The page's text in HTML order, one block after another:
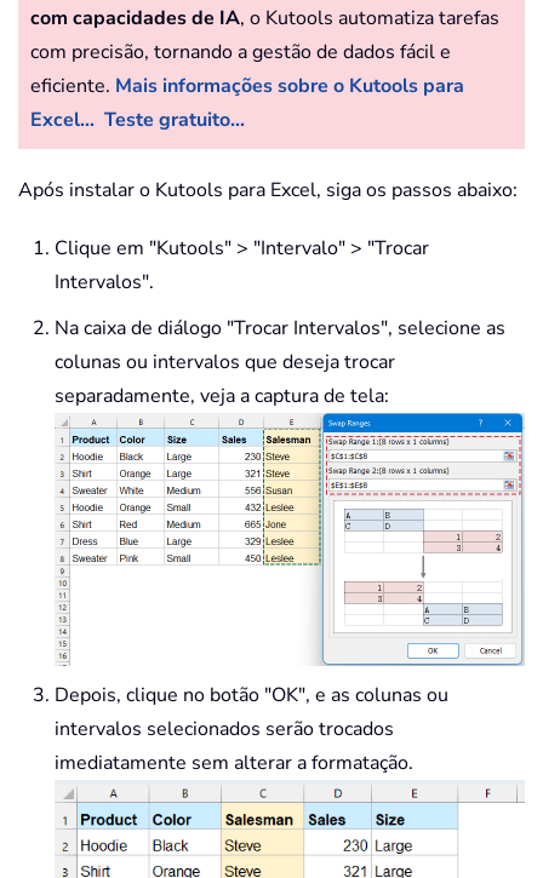
com capacidades de IA, o Kutools automatiza tarefas
com precisão, tornando a gestão de dados fácil e
eficiente. Mais informações sobre o Kutools para
Excel... Teste gratuito...
Após instalar o Kutools para Excel, siga os passos abaixo:
Clique em "Kutools" > "Intervalo" > "Trocar
Intervalos".
Na caixa de diálogo "Trocar Intervalos", selecione as
colunas ou intervalos que deseja trocar
separadamente, veja a captura de tela:
Depois, clique no botão "OK", e as colunas ou
intervalos selecionados serão trocados
imediatamente sem alterar a formatação.